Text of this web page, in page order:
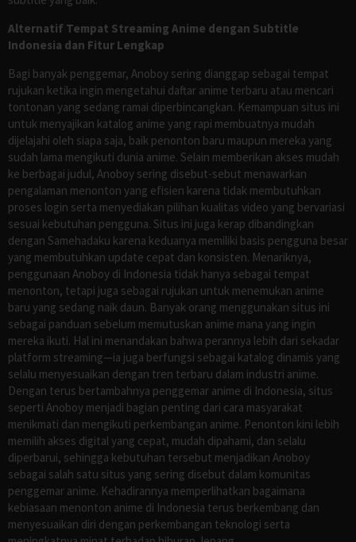
Alternatif Tempat Streaming Anime dengan Subtitle
Indonesia dan Fitur Lengkap
Bagi banyak penggemar, Anoboy sering dianggap sebagai tempat
rujukan ketika ingin mengetahui daftar anime terbaru atau mencari
tontonan yang sedang ramai diperbincangkan. Kemampuan situs ini
untuk menyajikan katalog anime yang rapi membuatnya mudah
dijelajahi oleh siapa saja, baik penonton baru maupun mereka yang
sudah lama mengikuti dunia anime. Selain memberikan akses mudah
ke berbagai judul, Anoboy sering disebut-sebut menawarkan
pengalaman menonton yang efisien karena tidak membutuhkan
proses login serta menyediakan pilihan kualitas video yang bervariasi
sesuai kebutuhan pengguna. Situs ini juga kerap dibandingkan
dengan Samehadaku karena keduanya memiliki basis pengguna besar
yang membutuhkan update cepat dan konsisten. Menariknya,
penggunaan Anoboy di Indonesia tidak hanya sebagai tempat
menonton, tetapi juga sebagai rujukan untuk menemukan anime
baru yang sedang naik daun. Banyak orang menggunakan situs ini
sebagai panduan sebelum memutuskan anime mana yang ingin
mereka ikuti. Hal ini menandakan bahwa perannya lebih dari sekadar
platform streaming—ia juga berfungsi sebagai katalog dinamis yang
selalu menyesuaikan dengan tren terbaru dalam industri anime.
Dengan terus bertambahnya penggemar anime di Indonesia, situs
seperti Anoboy menjadi bagian penting dari cara masyarakat
menikmati dan mengikuti perkembangan anime. Penonton kini lebih
memilih akses digital yang cepat, mudah dipahami, dan selalu
diperbarui, sehingga kebutuhan tersebut menjadikan Anoboy
sebagai salah satu situs yang sering disebut dalam komunitas
penggemar anime. Kehadirannya memperlihatkan bagaimana
kebiasaan menonton anime di Indonesia terus berkembang dan
menyesuaikan diri dengan perkembangan teknologi serta